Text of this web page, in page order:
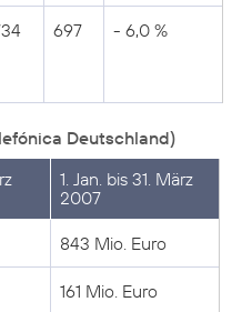
697 - 6,0 %
Deutschland)
1. Jan. bis 31. März
2007
843 Mio. Euro
161 Mio. Euro